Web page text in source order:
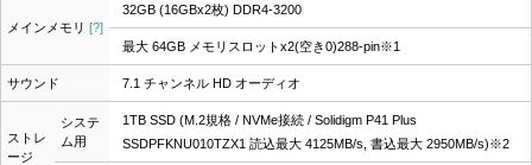
メインメモリ [?]
32GB (16GBx2枚) DDR4-3200
最大 64GB メモリスロットx2(空き0)288-pin※1
サウンド 7.1 チャンネル HD オーディオ
ストレ
ージ
システ
ム用
1TB SSD (M.2規格 / NVMe接続 / Solidigm P41 Plus
SSDPFKNU010TZX1 読込最大 4125MB/s, 書込最大 2950MB/s)※2